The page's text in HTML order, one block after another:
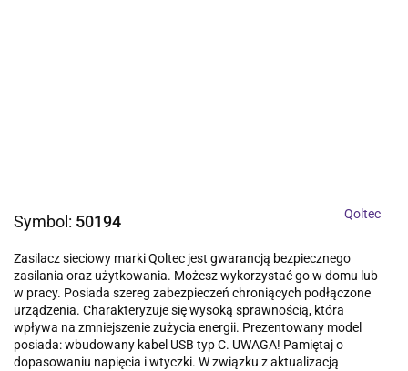
Symbol: 50194 Qoltec
Zasilacz sieciowy marki Qoltec jest gwarancją bezpiecznego
zasilania oraz użytkowania. Możesz wykorzystać go w domu lub
w pracy. Posiada szereg zabezpieczeń chroniących podłączone
urządzenia. Charakteryzuje się wysoką sprawnością, która
wpływa na zmniejszenie zużycia energii. Prezentowany model
posiada: wbudowany kabel USB typ C. UWAGA! Pamiętaj o
dopasowaniu napięcia i wtyczki. W związku z aktualizacją